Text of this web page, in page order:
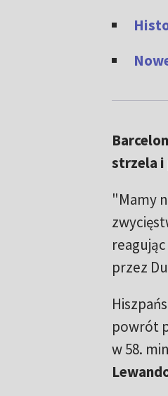
strzela i
"Mamy
przez
powrót
w 58.